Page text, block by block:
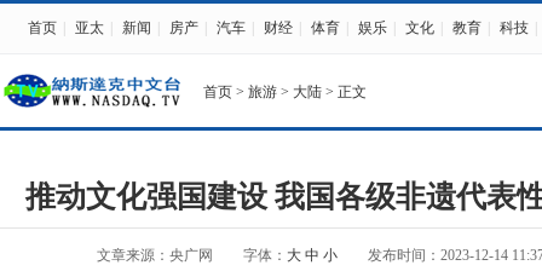
首页 亚太 新闻 房产 汽车 财经 体育 娱乐 文化 教育 科技
首页 > 旅游 > 大陆 > 正文
推动文化强国建设 我国各级非遗代表
文章来源：央广网 字体： 大 中 小 发布时间：2023-12-14